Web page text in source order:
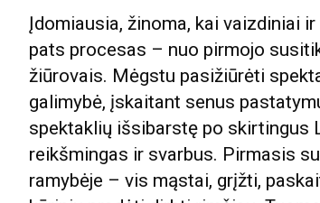
Įdomiausia, žinoma, kai vaizdiniai
pats procesas – nuo pirmojo
žiūrovais. Mėgstu pasižiūrėti
galimybė, įskaitant senus
spektaklių išsibarstę po skirtingus
reikšmingas ir svarbus. Pirmasis
ramybėje – vis mąstai, grįžti,